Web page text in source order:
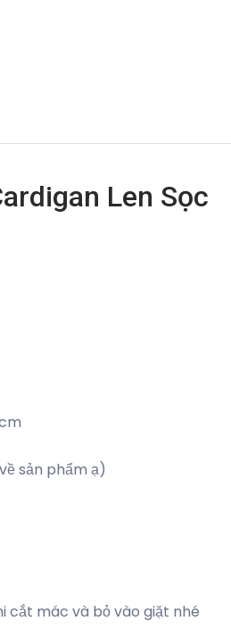
Len Sọc
sản phẩm ạ)
mác và bỏ vào giặt nhé